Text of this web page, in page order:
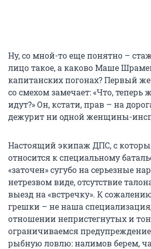
Ну, со мной-то еще понятно –
лицо такое, а каково Маше
капитанских погонах? Первый
со смехом замечает: «Что,
идут?» Он, кстати, прав – на
дежурит ни одной женщины-
Настоящий экипаж ДПС, с
относится к специальному
«заточен» сугубо на серьезные
нетрезвом виде, отсутствие
выезд на «встречку». К
грешки – не наша
отношении непристегнутых и
ограничиваемся
рыбную ловлю: налимов берем,